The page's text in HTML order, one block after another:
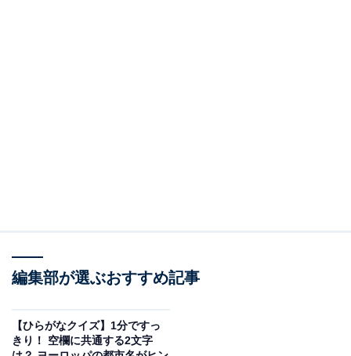
編集部が選ぶおすすめ記事
【ひらがなクイズ】1分ですっ
きり！ 空欄に共通する2文字